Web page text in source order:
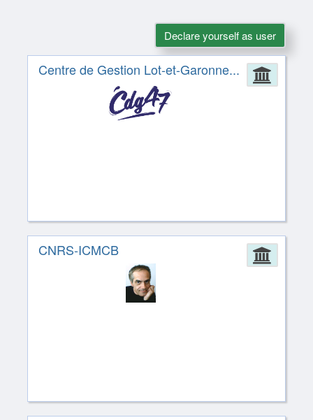
Declare yourself as user
Centre de Gestion Lot-et-Garonne...
CNRS-ICMCB